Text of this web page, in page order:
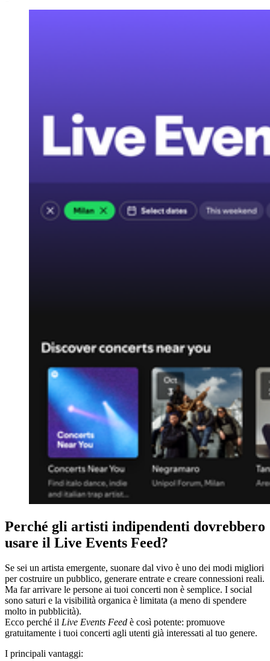
Perché gli artisti indipendenti dovrebbero
usare il Live Events Feed?
Se sei un artista emergente, suonare dal vivo è uno dei modi migliori
per costruire un pubblico, generare entrate e creare connessioni reali.
Ma far arrivare le persone ai tuoi concerti non è semplice. I social
sono saturi e la visibilità organica è limitata (a meno di spendere
molto in pubblicità).
Ecco perché il Live Events Feed è così potente: promuove
gratuitamente i tuoi concerti agli utenti già interessati al tuo genere.
I principali vantaggi: